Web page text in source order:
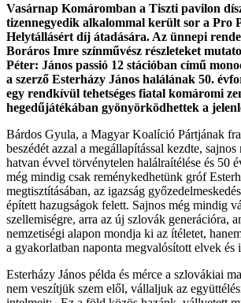
Vasárnap Komáromban a Tiszti pavilon
tizennegyedik alkalommal került sor a Pro
Helytállásért díj átadására. Az ünnepi
Boráros Imre színművész részleteket
Péter: János passió 12 stációban című
a szerző Esterházy János halálának 50.
egy rendkívül tehetséges fiatal komáromi
hegedűjátékában gyönyörködhettek a
Bárdos Gyula, a Magyar Koalíció Pártjának
beszédét azzal a megállapítással kezdte,
hatvan évvel törvénytelen halálraítélése és 50
még mindig csak reménykedhetünk gróf
megtisztításában, az igazság
épített hazugságok felett. Sajnos még mindig
szellemiségre, arra az új szlovák generációra,
nemzetiségi alapon mondja ki az ítéletet,
a gyakorlatban naponta megvalósított elvek és
Esterházy János példa és mérce a szlovákiai
nem veszítjük szem elől, vállaljuk az